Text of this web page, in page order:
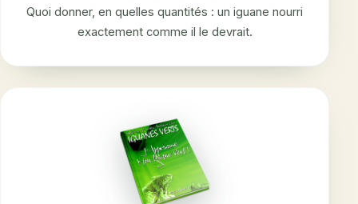
Quoi donner, en quelles quantités : un iguane nourri
exactement comme il le devrait.